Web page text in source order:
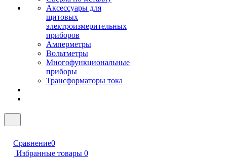
Аксессуары для
щитовых
электроизмерительных
приборов
Амперметры
Вольтметры
Многофункциональные
приборы
Трансформаторы тока
Сравнение0
Избранные товары 0